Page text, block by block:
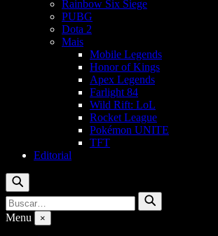
Rainbow Six Siege
PUBG
Dota 2
Mais
Mobile Legends
Honor of Kings
Apex Legends
Farlight 84
Wild Rift: LoL
Rocket League
Pokémon UNITE
TFT
Editorial
Buscar
Buscar
por:
Buscar
Menu ×